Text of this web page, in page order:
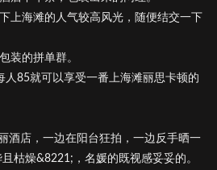
上海滩的人气较高风光，随便结交一下
装的拼单群。
85就可以享受一番上海滩丽思卡顿的
酒店，一边在阳台狂拍，一边反手晒一
枯燥&8221;，名媛的既视感妥妥的。